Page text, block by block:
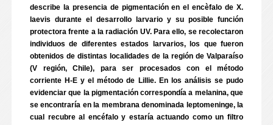
describe la presencia de pigmentación en el encèfalo de X.
laevis durante el desarrollo larvario y su posible función
protectora frente a la radiación UV. Para ello, se recolectaron
individuos de diferentes estados larvarios, los que fueron
obtenidos de distintas localidades de la región de Valparaíso
(V región, Chile), para ser procesados con el método
corriente H-E y el método de Lillie. En los análisis se pudo
evidenciar que la pigmentación correspondía a melanina, que
se encontraría en la membrana denominada leptomeninge, la
cual recubre al encéfalo y estaría actuando como un filtro